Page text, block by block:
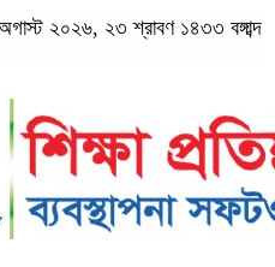
২০২৬, ২৩ শ্রাবণ ১৪৩৩ বঙ্গাব্দ